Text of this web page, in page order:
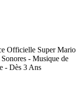
Officielle Super Mario
- Musique de
- Dès 3 Ans